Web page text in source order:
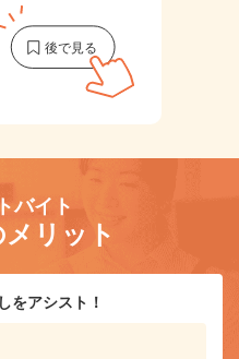
バイト
リット
をアシスト！